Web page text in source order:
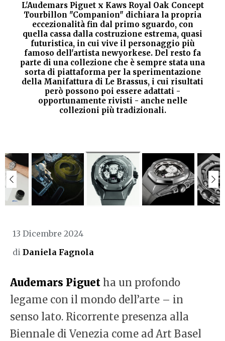
L'Audemars Piguet x Kaws Royal Oak Concept
Tourbillon "Companion" dichiara la propria
eccezionalità fin dal primo sguardo, con
quella cassa dalla costruzione estrema, quasi
futuristica, in cui vive il personaggio più
famoso dell'artista newyorkese. Del resto fa
parte di una collezione che è sempre stata una
sorta di piattaforma per la sperimentazione
della Manifattura di Le Brassus, i cui risultati
però possono poi essere adattati -
opportunamente rivisti - anche nelle
collezioni più tradizionali.
13 Dicembre 2024
di Daniela Fagnola
Audemars Piguet ha un profondo
legame con il mondo dell’arte – in
senso lato. Ricorrente presenza alla
Biennale di Venezia come ad Art Basel